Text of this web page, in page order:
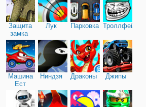
Защита
замка
Лук Парковка Троллфейс
Машина
Ест
Машину
Ниндзя Драконы Джипы